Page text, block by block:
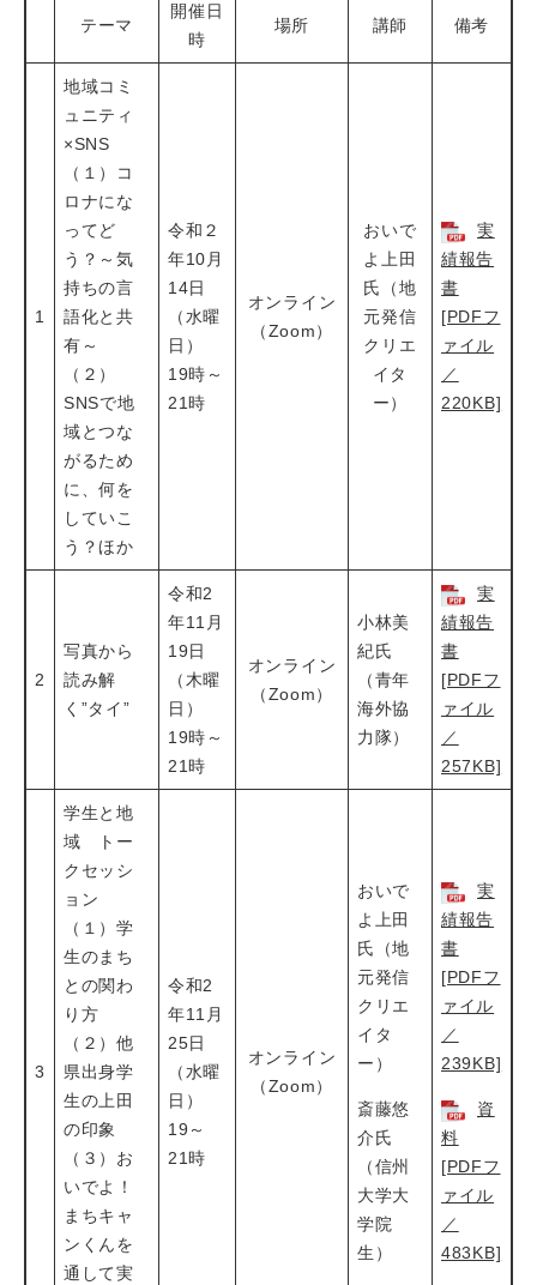
テーマ
開催日
時
場所 講師 備考
1
地域コミ
ュニティ
×SNS
（１）コ
ロナにな
ってど
う？～気
持ちの言
語化と共
有～
（２）
SNSで地
域とつな
がるため
に、何を
していこ
う？ほか
令和２
年10月
14日
（水曜
日）
19時～
21時
オンライン
（Zoom）
おいで
よ上田
氏（地
元発信
クリエ
イタ
ー）
実
績報告
書
[PDFフ
ァイル
／
220KB]
2
写真から
読み解
く”タイ”
令和2
年11月
19日
（木曜
日）
19時～
21時
オンライン
（Zoom）
小林美
紀氏
（青年
海外協
力隊）
実
績報告
書
[PDFフ
ァイル
／
257KB]
3
学生と地
域 トー
クセッシ
ョン
（１）学
生のまち
との関わ
り方
（２）他
県出身学
生の上田
の印象
（３）お
いでよ！
まちキャ
ンくんを
通して実
令和2
年11月
25日
（水曜
日）
19～
21時
オンライン
（Zoom）
おいで
よ上田
氏（地
元発信
クリエ
イタ
ー）
斎藤悠
介氏
（信州
大学大
学院
生）
実
績報告
書
[PDFフ
ァイル
／
239KB]
資
料
[PDFフ
ァイル
／
483KB]